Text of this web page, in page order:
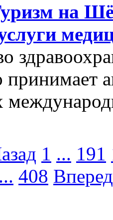
на
1 ... 191
... 408 Вперед